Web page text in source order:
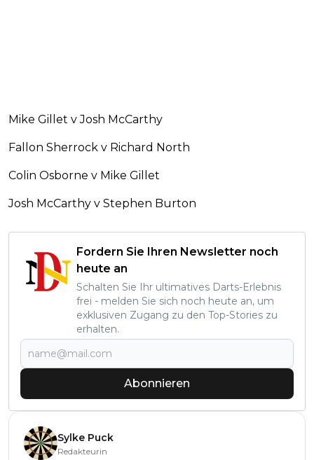
Mike Gillet v Josh McCarthy
Fallon Sherrock v Richard North
Colin Osborne v Mike Gillet
Josh McCarthy v Stephen Burton
Fordern Sie Ihren Newsletter noch
heute an
Schalten Sie Ihr ultimatives Darts-Erlebnis
frei - melden Sie sich noch heute an, um
exklusiven Zugang zu den Top-Stories zu
erhalten.
Abonnieren
Sylke Puck
Redakteurin